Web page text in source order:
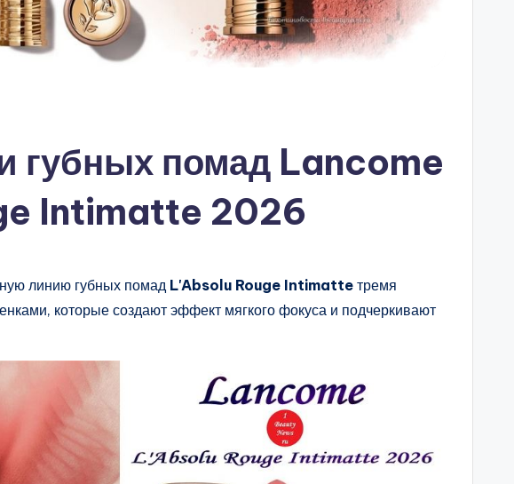
губных помад Lancome
Intimatte 2026
линию губных помад L'Absolu Rouge Intimatte тремя
которые создают эффект мягкого фокуса и подчеркивают